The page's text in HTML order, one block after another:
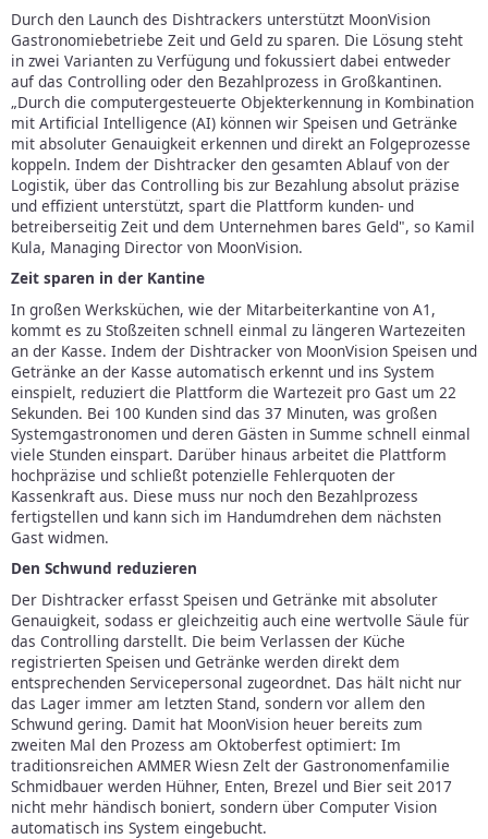
Durch den Launch des Dishtrackers unterstützt MoonVision
Gastronomiebetriebe Zeit und Geld zu sparen. Die Lösung steht
in zwei Varianten zu Verfügung und fokussiert dabei entweder
auf das Controlling oder den Bezahlprozess in Großkantinen.
„Durch die computergesteuerte Objekterkennung in Kombination
mit Artificial Intelligence (AI) können wir Speisen und Getränke
mit absoluter Genauigkeit erkennen und direkt an Folgeprozesse
koppeln. Indem der Dishtracker den gesamten Ablauf von der
Logistik, über das Controlling bis zur Bezahlung absolut präzise
und effizient unterstützt, spart die Plattform kunden- und
betreiberseitig Zeit und dem Unternehmen bares Geld", so Kamil
Kula, Managing Director von MoonVision.
Zeit sparen in der Kantine
In großen Werksküchen, wie der Mitarbeiterkantine von A1,
kommt es zu Stoßzeiten schnell einmal zu längeren Wartezeiten
an der Kasse. Indem der Dishtracker von MoonVision Speisen und
Getränke an der Kasse automatisch erkennt und ins System
einspielt, reduziert die Plattform die Wartezeit pro Gast um 22
Sekunden. Bei 100 Kunden sind das 37 Minuten, was großen
Systemgastronomen und deren Gästen in Summe schnell einmal
viele Stunden einspart. Darüber hinaus arbeitet die Plattform
hochpräzise und schließt potenzielle Fehlerquoten der
Kassenkraft aus. Diese muss nur noch den Bezahlprozess
fertigstellen und kann sich im Handumdrehen dem nächsten
Gast widmen.
Den Schwund reduzieren
Der Dishtracker erfasst Speisen und Getränke mit absoluter
Genauigkeit, sodass er gleichzeitig auch eine wertvolle Säule für
das Controlling darstellt. Die beim Verlassen der Küche
registrierten Speisen und Getränke werden direkt dem
entsprechenden Servicepersonal zugeordnet. Das hält nicht nur
das Lager immer am letzten Stand, sondern vor allem den
Schwund gering. Damit hat MoonVision heuer bereits zum
zweiten Mal den Prozess am Oktoberfest optimiert: Im
traditionsreichen AMMER Wiesn Zelt der Gastronomenfamilie
Schmidbauer werden Hühner, Enten, Brezel und Bier seit 2017
nicht mehr händisch boniert, sondern über Computer Vision
automatisch ins System eingebucht.